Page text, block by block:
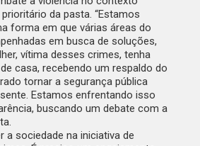
da pasta. “Estamos
forma em que várias áreas do
em busca de soluções,
vítima desses crimes, tenha
casa, recebendo um respaldo do
tornar a segurança pública
Estamos enfrentando isso
buscando um debate com a
a sociedade na iniciativa de